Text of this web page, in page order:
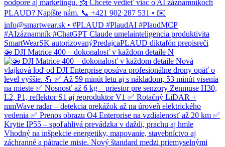
🚁 DJI Matrice 400 – dokonalosť v každom detaile N